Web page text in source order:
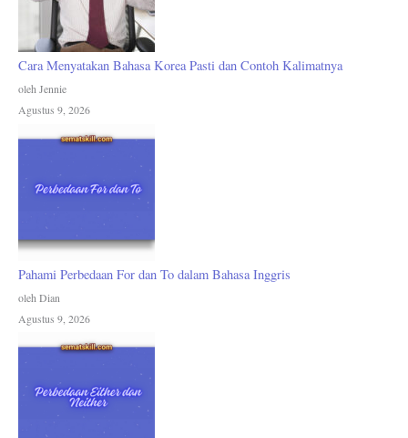
Cara Menyatakan Bahasa Korea Pasti dan Contoh Kalimatnya
oleh Jennie
Agustus 9, 2026
Pahami Perbedaan For dan To dalam Bahasa Inggris
oleh Dian
Agustus 9, 2026